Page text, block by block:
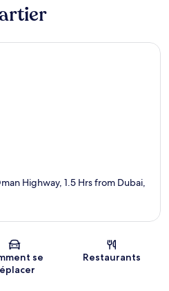
Highway, 1.5 Hrs from Dubai,
se
Restaurants